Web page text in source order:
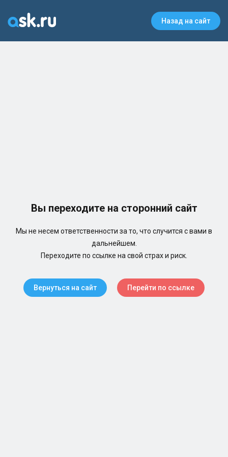
Назад на сайт
Вы переходите на сторонний сайт
Мы не несем ответственности за то, что случится с вами в
дальнейшем.
Переходите по ссылке на свой страх и риск.
Вернуться на сайт Перейти по ссылке